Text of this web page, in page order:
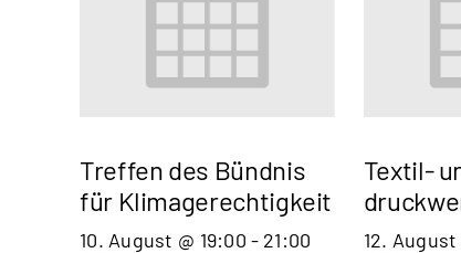
Treffen des Bündnis
für Klimagerechtigkeit
10. August @ 19:00 - 21:00
Textil-
12. August